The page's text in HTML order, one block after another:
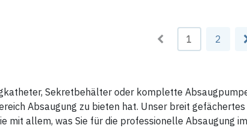
moderne Filtertechnologie,
integrierten Übersaugschutz
DDS (Direct-Docking-
Schläuche und
Sekretbehälterteile
bis 134°C, 2 m Netzkabel
V~/50-60 Hz, Abmessungen
x T): 250 x 255 x 180 mm.
1 2
Sekretbehälter oder komplette
Absaugung zu bieten hat. Unser breit
mit allem, was Sie für die professionelle Absaugung